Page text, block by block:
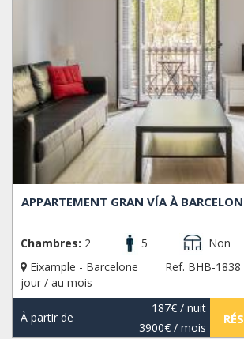
APPARTEMENT GRAN VÍA À
Chambres: 2 5 Non
Eixample - Barcelone
Ref. BHB-1838
jour / au mois
À partir de
187€/ nuit
3900€/ mois